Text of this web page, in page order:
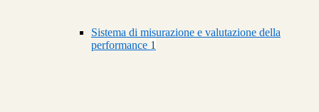
Sistema di misurazione e valutazione della
performance 1